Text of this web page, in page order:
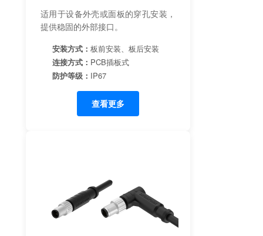
适用于设备外壳或面板的穿孔安装，
提供稳固的外部接口。
安装方式： 板前安装、板后安装
连接方式： PCB插板式
防护等级： IP67
查看更多